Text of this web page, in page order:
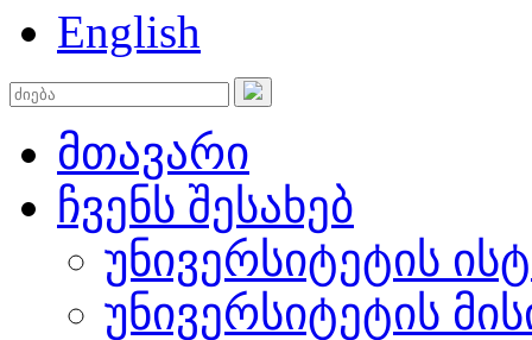
English
მთავარი
ჩვენს შესახებ
უნივერსიტეტის
უნივერსიტეტის